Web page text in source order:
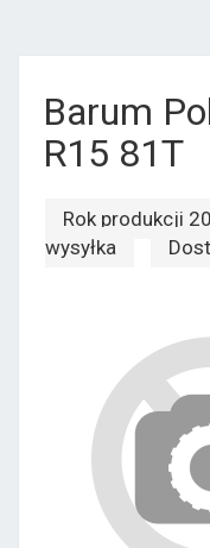
Barum
R15 81T
Rok produkcji
wysyłka